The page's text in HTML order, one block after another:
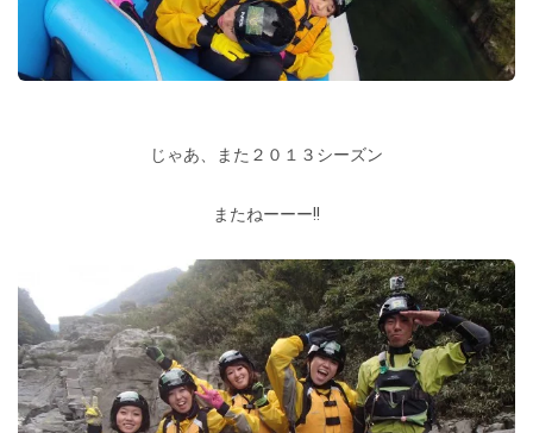
じゃあ、また２０１３シーズン
またねーーー!!